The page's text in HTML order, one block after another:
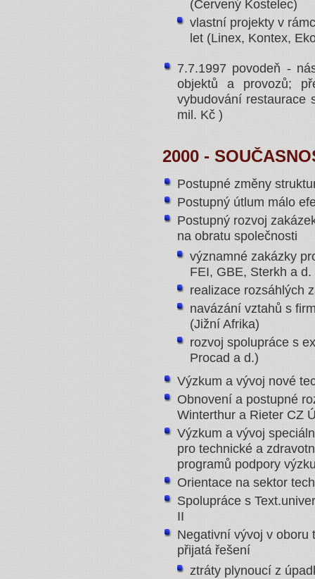
(Červený Kostelec)
vlastní projekty v
let (Linex, Kontex,
7.7.1997 povodeň -
objektů a provozů;
vybudování restaurace
mil. Kč )
2000 -
Postupné změny
Postupný útlum málo
Postupný rozvoj
na obratu společnosti
významné zakázky
FEI, GBE, Sterkh a d.
realizace rozsáhlých
navázání vztahů s
(Jižní Afrika)
rozvoj spolupráce s
Procad a d.)
Výzkum a vývoj nové
Obnovení a postupné
Winterthur a Rieter CZ
Výzkum a vývoj
pro technické a
programů podpory
Orientace na sektor
Spolupráce s
II
Negativní vývoj v oboru
přijatá řešení
ztráty plynoucí z